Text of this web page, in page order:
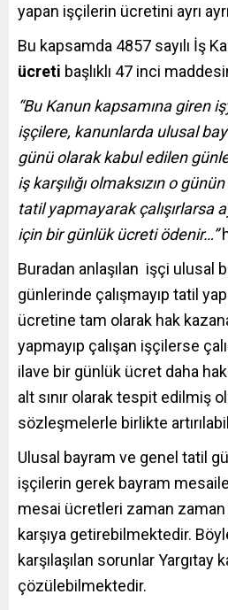
yapan işçilerin ücretini ayrı
Bu kapsamda 4857 sayılı İş
ücreti başlıklı 47 inci
“Bu Kanun kapsamına giren
işçilere, kanunlardaulusal
günü olarak kabul edilen
iş karşılığı olmaksızın o
tatil yapmayarak çalışırlarsa
için bir günlük ücreti ödenir…”
Buradan anlaşılan işçi ulusal
günlerinde çalışmayıp tatil
ücretine tam olarak hak
yapmayıp çalışan işçilerse
ilave bir günlük ücret daha
alt sınır olarak tespit edilmiş
sözleşmelerle birlikte
Ulusal bayram ve genel tatil
işçilerin gerek bayram
mesai ücretleri zaman zaman
karşıya getirebilmektedir.
karşılaşılan sorunlar Yargıtay
çözülebilmektedir.